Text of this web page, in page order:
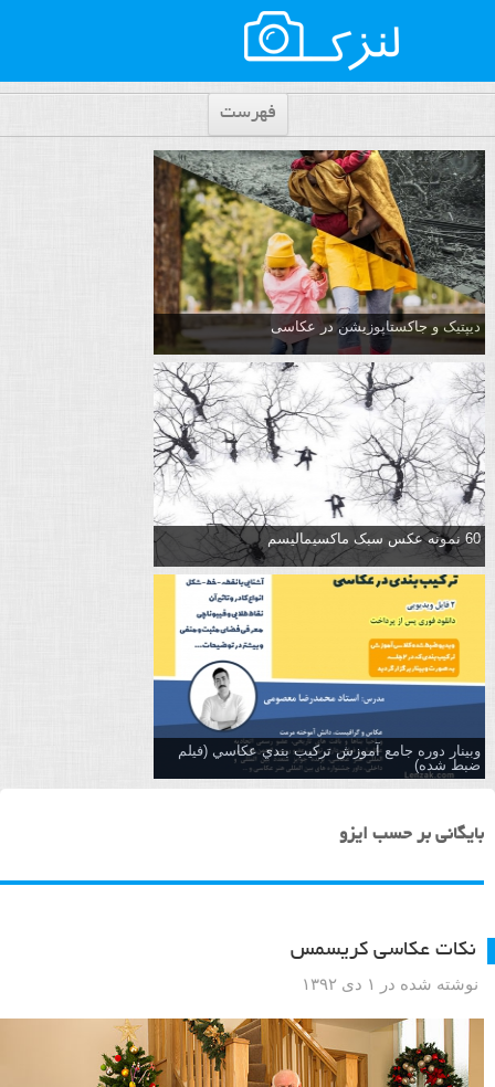
فهرست
دیپتیک و جاکستا‌پوزیشن در عکاسی
60 نمونه عکس سبک ماکسیمالیسم
وبینار دوره جامع آموزش تركيب بندي عكاسي (فیلم
ضبط شده)
بایگانی بر حسب ایزو
نکات عکاسی کریسمس
نوشته شده در ۱ دی ۱۳۹۲